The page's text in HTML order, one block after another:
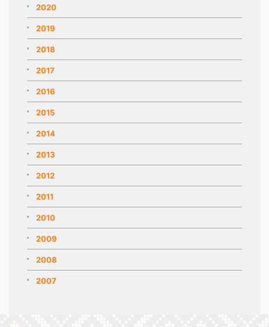
2020
2019
2018
2017
2016
2015
2014
2013
2012
2011
2010
2009
2008
2007